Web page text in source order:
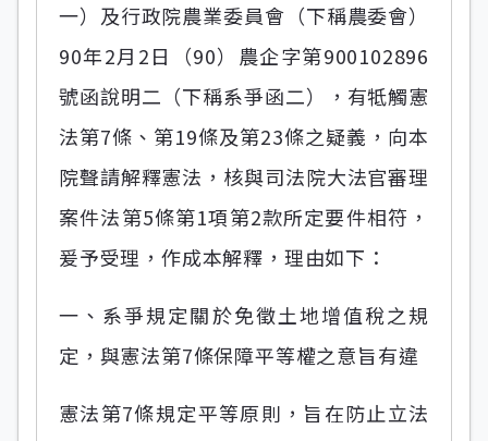
一）及行政院農業委員會（下稱農委會）
90年2月2日（90）農企字第900102896
號函說明二（下稱系爭函二），有牴觸憲
法第7條、第19條及第23條之疑義，向本
院聲請解釋憲法，核與司法院大法官審理
案件法第5條第1項第2款所定要件相符，
爰予受理，作成本解釋，理由如下：
一、系爭規定關於免徵土地增值稅之規
定，與憲法第7條保障平等權之意旨有違
憲法第7條規定平等原則，旨在防止立法